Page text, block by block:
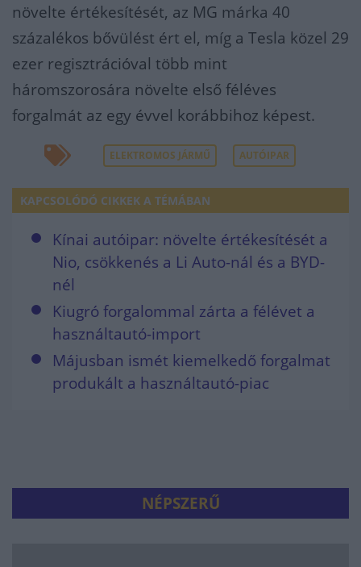
növelte értékesítését, az MG márka 40
százalékos bővülést ért el, míg a Tesla közel 29
ezer regisztrációval több mint
háromszorosára növelte első féléves
forgalmát az egy évvel korábbihoz képest.
ELEKTROMOS JÁRMŰ AUTÓIPAR
KAPCSOLÓDÓ CIKKEK A TÉMÁBAN
Kínai autóipar: növelte értékesítését a
Nio, csökkenés a Li Auto-nál és a BYD-
nél
Kiugró forgalommal zárta a félévet a
használtautó-import
Májusban ismét kiemelkedő forgalmat
produkált a használtautó-piac
NÉPSZERŰ